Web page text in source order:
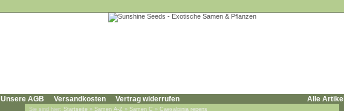
Unsere AGB Versandkosten Vertrag widerrufen Alle Artikel
Sie sind hier: Startseite » Samen A-Z » Samen C » Caesalpinia repens